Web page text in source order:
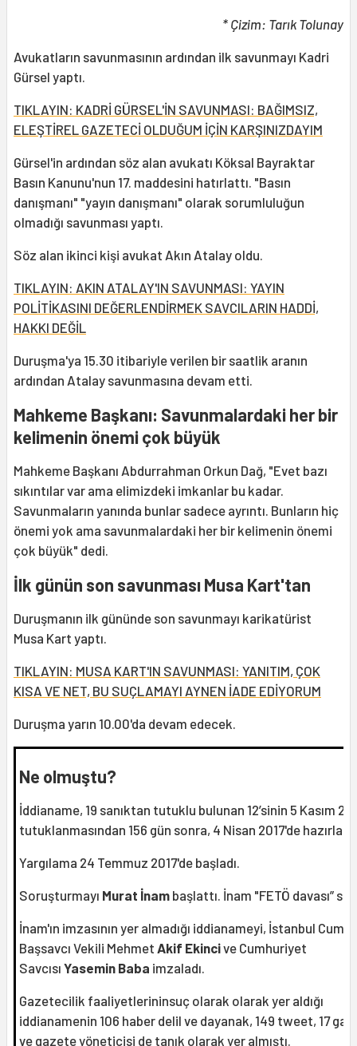
* Çizim: Tarık Tolunay
Avukatların savunmasının ardından ilk savunmayı Kadri
Gürsel yaptı.
TIKLAYIN: KADRİ GÜRSEL'İN SAVUNMASI: BAĞIMSIZ,
ELEŞTİREL GAZETECİ OLDUĞUM İÇİN KARŞINIZDAYIM
Gürsel'in ardından söz alan avukatı Köksal Bayraktar
Basın Kanunu'nun 17. maddesini hatırlattı. "Basın
danışmanı" "yayın danışmanı" olarak sorumluluğun
olmadığı savunması yaptı.
Söz alan ikinci kişi avukat Akın Atalay oldu.
TIKLAYIN: AKIN ATALAY'IN SAVUNMASI: YAYIN
POLİTİKASINI DEĞERLENDİRMEK SAVCILARIN HADDİ,
HAKKI DEĞİL
Duruşma'ya 15.30 itibariyle verilen bir saatlik aranın
ardından Atalay savunmasına devam etti.
Mahkeme Başkanı: Savunmalardaki her bir
kelimenin önemi çok büyük
Mahkeme Başkanı Abdurrahman Orkun Dağ, "Evet bazı
sıkıntılar var ama elimizdeki imkanlar bu kadar.
Savunmaların yanında bunlar sadece ayrıntı. Bunların hiç
önemi yok ama savunmalardaki her bir kelimenin önemi
çok büyük" dedi.
İlk günün son savunması Musa Kart'tan
Duruşmanın ilk gününde son savunmayı karikatürist
Musa Kart yaptı.
TIKLAYIN: MUSA KART'IN SAVUNMASI: YANITIM, ÇOK
KISA VE NET, BU SUÇLAMAYI AYNEN İADE EDİYORUM
Duruşma yarın 10.00'da devam edecek.
Ne olmuştu?
İddianame, 19 sanıktan tutuklu bulunan 12’sinin 5 Kasım
tutuklanmasından 156 gün sonra, 4 Nisan 2017'de
Yargılama 24 Temmuz 2017'de başladı.
Soruşturmayı Murat İnam başlattı. İnam "FETÖ davası”
İnam'ın imzasının yer almadığı iddianameyi, İstanbul
Başsavcı Vekili Mehmet Akif Ekincive Cumhuriyet
Savcısı Yasemin Baba imzaladı.
Gazetecilik faaliyetlerininsuç olarak olarak yer aldığı
iddianamenin 106 haber delil ve dayanak, 149 tweet, 17
ve gazete yöneticisi de tanık olarak yer almıştı.